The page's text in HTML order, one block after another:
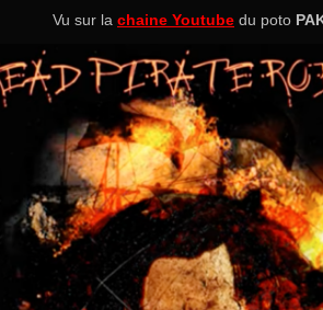
Vu sur la chaine Youtube du poto